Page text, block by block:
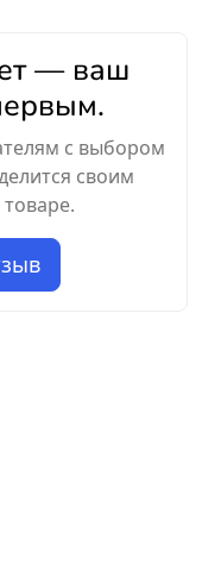
— ваш
с выбором
своим